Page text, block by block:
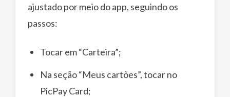
ajustado por meio do app, seguindo os
passos:
Tocar em “Carteira”;
Na seção “Meus cartões”, tocar no
PicPay Card;